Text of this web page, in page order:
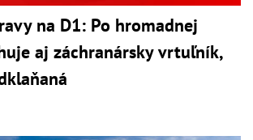
na D1: Po hromadnej
aj záchranársky vrtuľník,